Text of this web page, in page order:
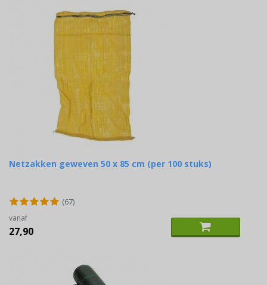
Netzakken geweven 50 x 85 cm (per 100 stuks)
(67)
vanaf
27,90